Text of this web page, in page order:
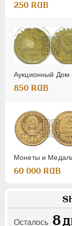
250 RUB
Аукционный
850 RUB
Монеты и
60 000 RUB
Осталось 8